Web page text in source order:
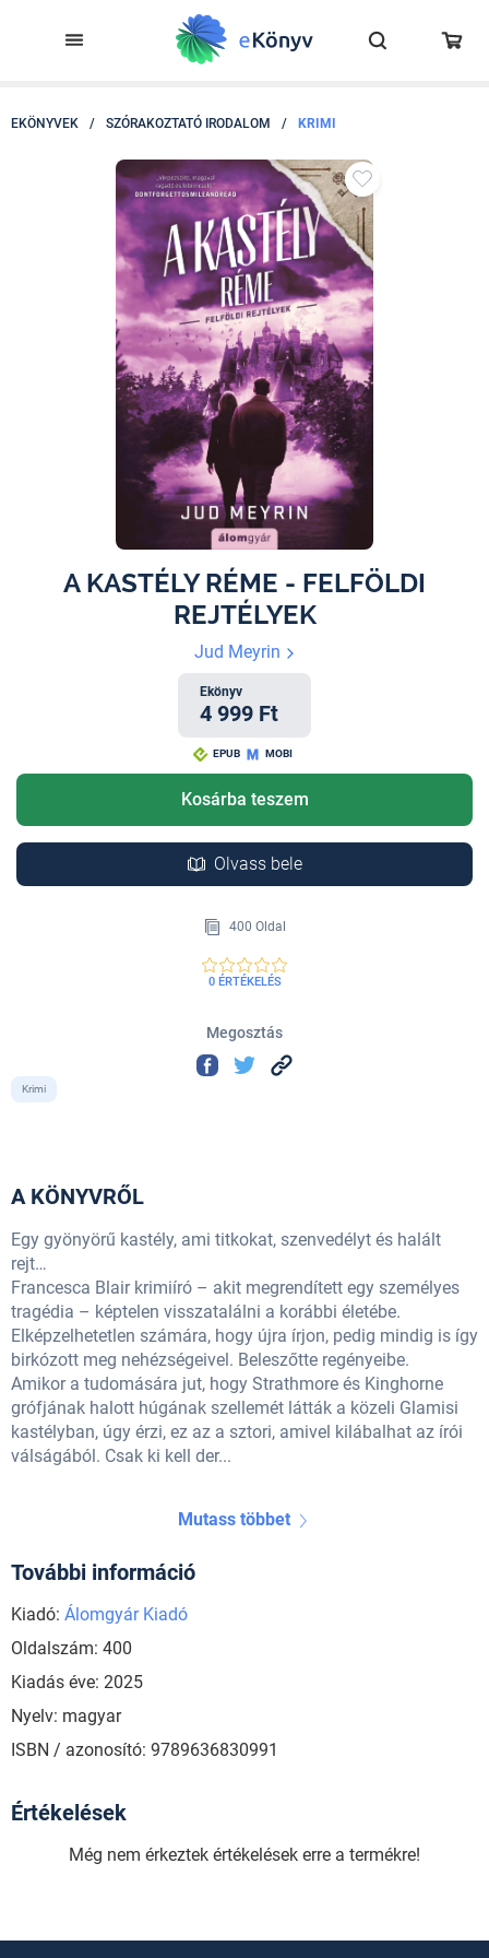
EKÖNYVEK / SZÓRAKOZTATÓ IRODALOM / KRIMI
A KASTÉLY RÉME - FELFÖLDI
REJTÉLYEK
Jud Meyrin
Ekönyv
4 999 Ft
EPUB MOBI
Kosárba teszem
Olvass bele
400 Oldal
0 ÉRTÉKELÉS
Megosztás
Krimi
A KÖNYVRŐL
Egy gyönyörű kastély, ami titkokat, szenvedélyt és halált
rejt…
Francesca Blair krimiíró – akit megrendített egy személyes
tragédia – képtelen visszatalálni a korábbi életébe.
Elképzelhetetlen számára, hogy újra írjon, pedig mindig is így
birkózott meg nehézségeivel. Beleszőtte regényeibe.
Amikor a tudomására jut, hogy Strathmore és Kinghorne
grófjának halott húgának szellemét látták a közeli Glamisi
kastélyban, úgy érzi, ez az a sztori, amivel kilábalhat az írói
válságából. Csak ki kell der...
Mutass többet
További információ
Kiadó: Álomgyár Kiadó
Oldalszám: 400
Kiadás éve: 2025
Nyelv: magyar
ISBN / azonosító: 9789636830991
Értékelések
Még nem érkeztek értékelések erre a termékre!